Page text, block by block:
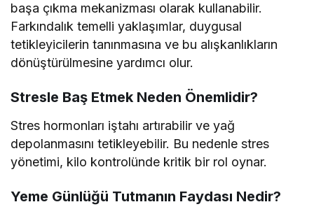
başa çıkma mekanizması olarak kullanabilir.
Farkındalık temelli yaklaşımlar, duygusal
tetikleyicilerin tanınmasına ve bu alışkanlıkların
dönüştürülmesine yardımcı olur.
Stresle Baş Etmek Neden Önemlidir?
Stres hormonları iştahı artırabilir ve yağ
depolanmasını tetikleyebilir. Bu nedenle stres
yönetimi, kilo kontrolünde kritik bir rol oynar.
Yeme Günlüğü Tutmanın Faydası Nedir?